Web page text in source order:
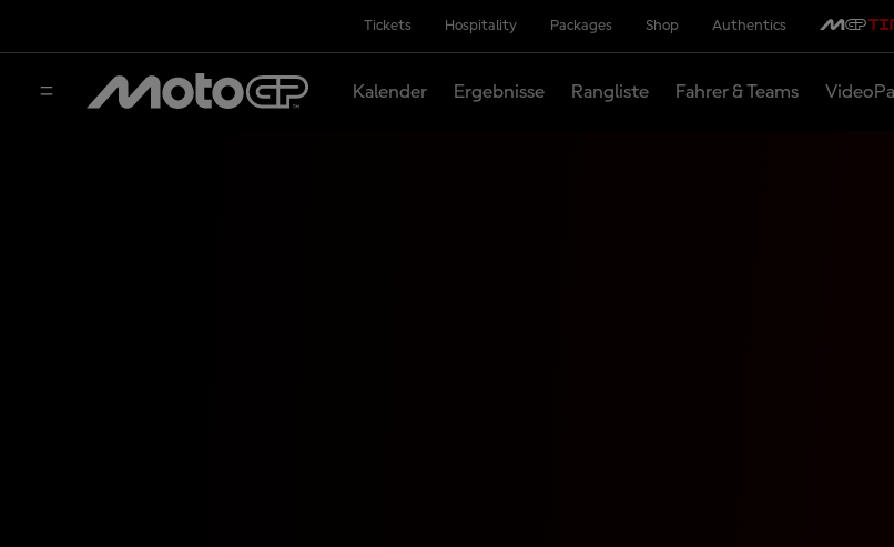
Tickets Hospitality Packages Shop Authentics
Kalender Ergebnisse Rangliste Fahrer & Teams